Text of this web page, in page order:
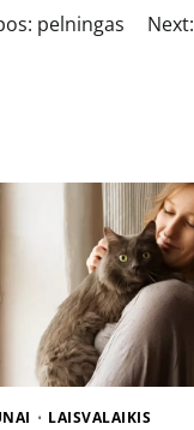
pelningas
Next:
LAISVALAIKIS